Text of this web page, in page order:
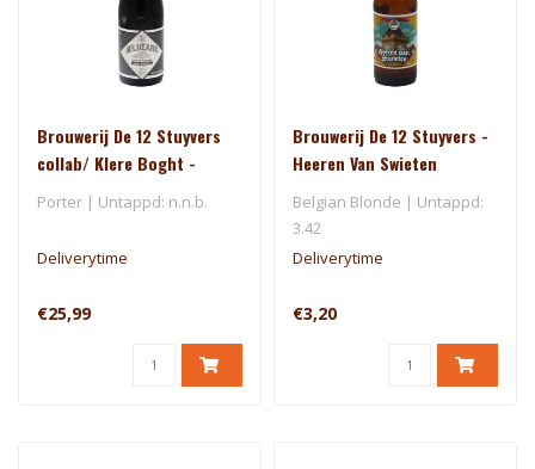
Brouwerij De 12 Stuyvers
collab/ Klere Boght -
Mr.Beans BA Japanse
Bourbon
Porter | Untappd: n.n.b.
Deliverytime
€25,99
Brouwerij De 12 Stuyvers -
Heeren Van Swieten
Belgian Blonde | Untappd:
3.42
Deliverytime
€3,20